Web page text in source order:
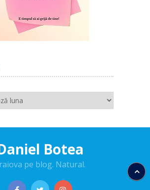
Botea
pe blog. Natural.